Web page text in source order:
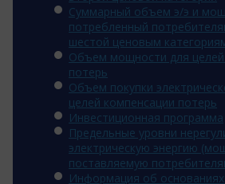
Суммарный объем э/э и
потребленный
шестой ценовым
Объем мощности для целей
потерь
Объем покупки
целей компенсации потерь
Инвестиционная программа
Предельные уровни
электрическую энергию
поставляемую
Информация об